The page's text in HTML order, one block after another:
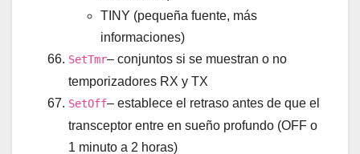
TINY (pequeña fuente, más
informaciones)
SetTmr– conjuntos si se muestran o no
temporizadores RX y TX
SetOff– establece el retraso antes de que el
transceptor entre en sueño profundo (OFF o
1 minuto a 2 horas)